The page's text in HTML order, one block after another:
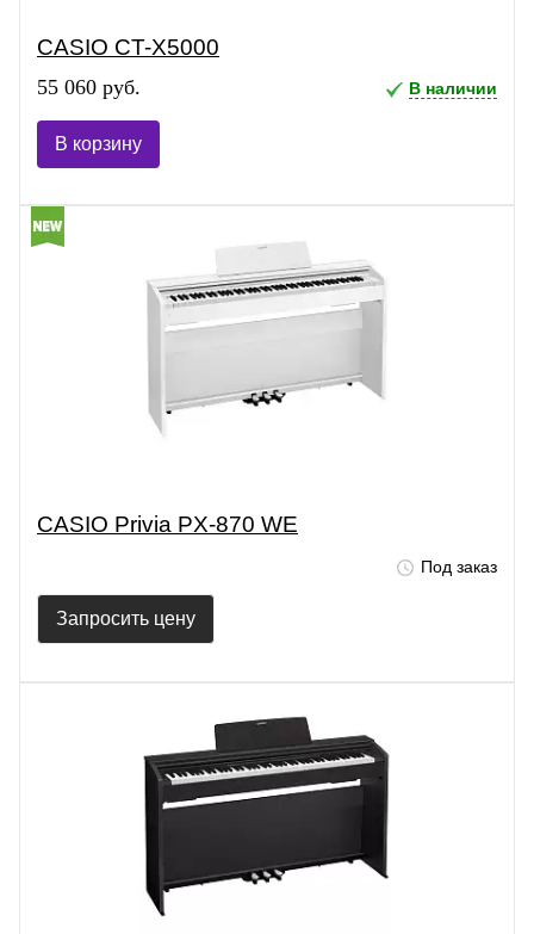
CASIO CT-X5000
55 060 руб. В наличии
В корзину
CASIO Privia PX-870 WE
Под заказ
Запросить цену